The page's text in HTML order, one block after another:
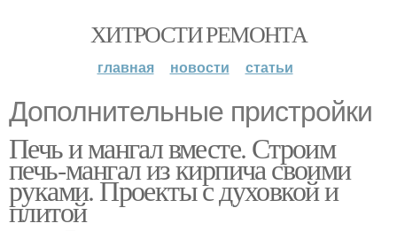
ХИТРОСТИ РЕМОНТА
главная новости статьи
Дополнительные пристройки
Печь и мангал вместе. Строим
печь-мангал из кирпича своими
руками. Проекты с духовкой и
плитой